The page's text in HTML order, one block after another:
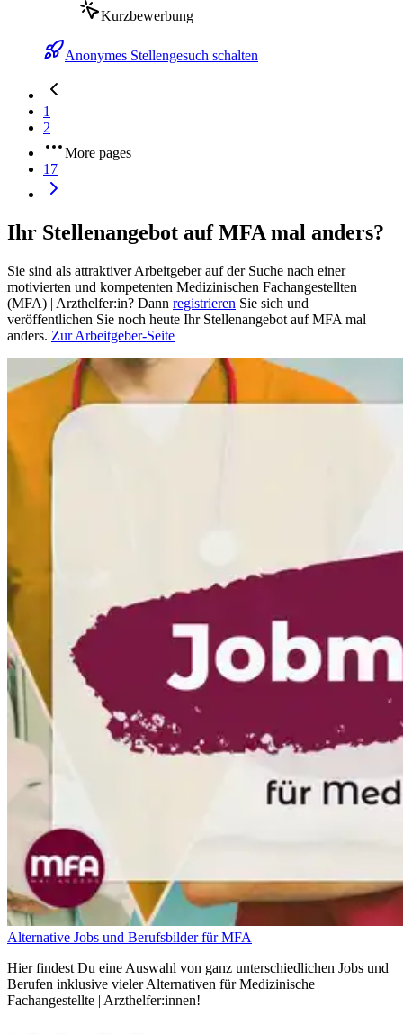
Kurzbewerbung
Anonymes Stellengesuch schalten
1
2
More pages
17
Ihr Stellenangebot auf MFA mal anders?
Sie sind als attraktiver Arbeitgeber auf der Suche nach einer
motivierten und kompetenten Medizinischen Fachangestellten
(MFA) | Arzthelfer:in? Dann registrieren Sie sich und
veröffentlichen Sie noch heute Ihr Stellenangebot auf MFA mal
anders. Zur Arbeitgeber-Seite
Alternative Jobs und Berufsbilder für MFA
Hier findest Du eine Auswahl von ganz unterschiedlichen Jobs und
Berufen inklusive vieler Alternativen für Medizinische
Fachangestellte | Arzthelfer:innen!